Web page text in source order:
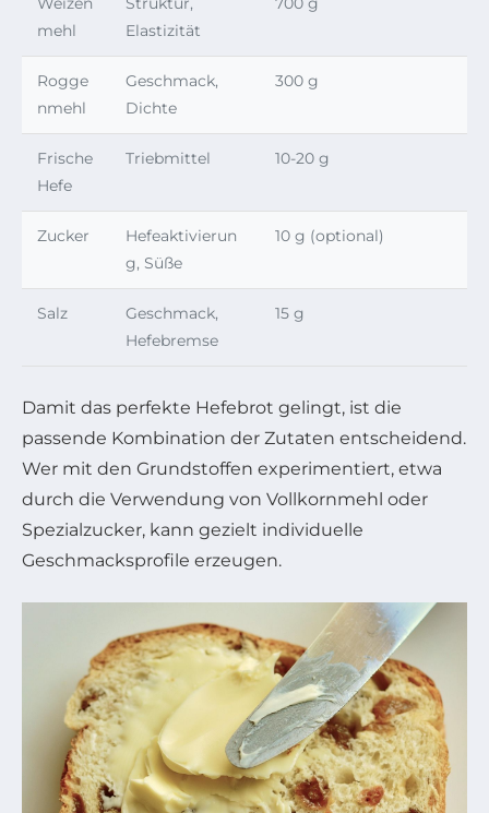
mehl
Elastizität
Rogge
nmehl
Geschmack,
Dichte
300 g
Frische
Hefe
Triebmittel 10-20 g
Zucker
Hefeaktivierun
g, Süße
10 g (optional)
Salz
Geschmack,
Hefebremse
15 g
Damit das perfekte Hefebrot gelingt, ist die
passende Kombination der Zutaten entscheidend.
Wer mit den Grundstoffen experimentiert, etwa
durch die Verwendung von Vollkornmehl oder
Spezialzucker, kann gezielt individuelle
Geschmacksprofile erzeugen.